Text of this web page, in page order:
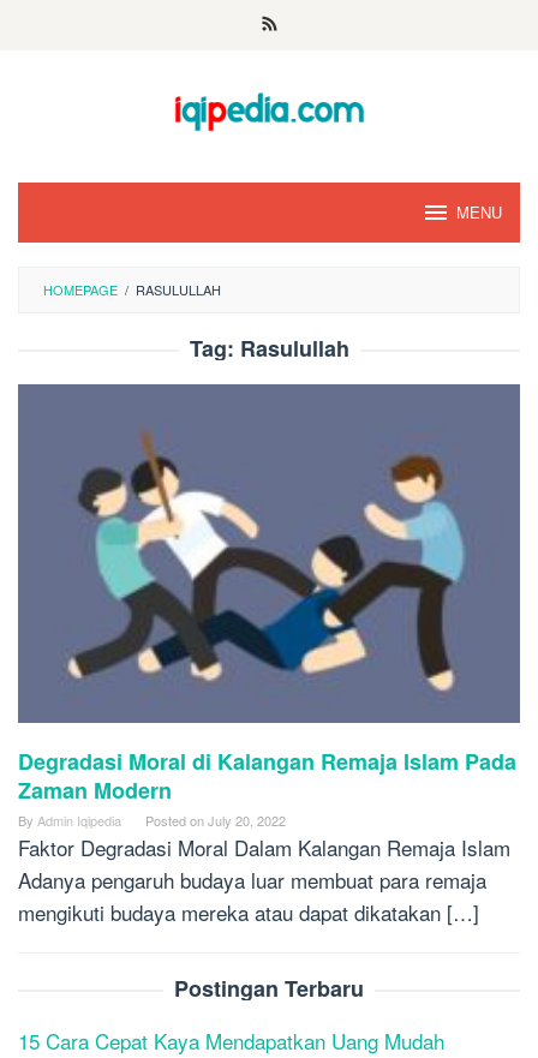
MENU
HOMEPAGE / RASULULLAH
Tag: Rasulullah
Degradasi Moral di Kalangan Remaja Islam Pada
Zaman Modern
By Admin Iqipedia Posted onJuly 20, 2022
Faktor Degradasi Moral Dalam Kalangan Remaja Islam
Adanya pengaruh budaya luar membuat para remaja
mengikuti budaya mereka atau dapat dikatakan […]
Postingan Terbaru
15 Cara Cepat Kaya Mendapatkan Uang Mudah